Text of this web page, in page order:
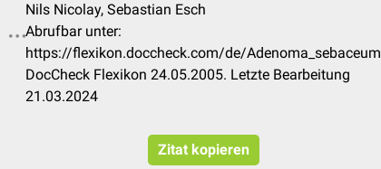
Nils Nicolay, Sebastian Esch
Abrufbar unter:
https://flexikon.doccheck.com/de/Adenoma_sebaceum
DocCheck Flexikon 24.05.2005. Letzte Bearbeitung
21.03.2024
Zitat kopieren